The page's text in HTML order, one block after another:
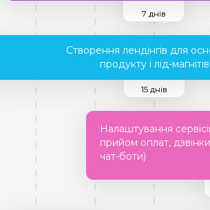
7 днів
Створення лендінгів для
продукту і лід-магнітів
Налаштування
прийом оплат,
чат-боти)
15 днів